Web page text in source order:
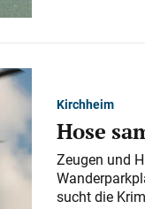
Kirchheim
Hose
Zeugen und
sucht die